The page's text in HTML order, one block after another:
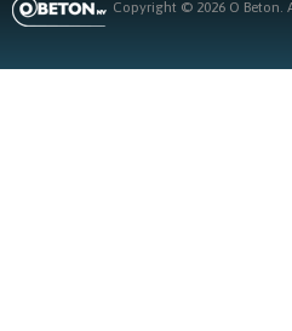
Copyright © 2026 O Beton.